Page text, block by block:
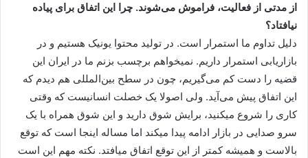
از مدتی از فعالیت، فراموش می‌شوند. چرا این اتفاق برای پیاده
نیافتاد؟
دلیل تداوم ما استمرار است. در تولید محتوا یونیک هستیم و در
بازاریابی استمرار داریم. نمیخواهم برچسب بزنم ما در ایران این
قضیه را دست کم می‌گیریم، چون در سطح بین‌المللی هم دیدم که
این اتفاق پیش می‌آید. ولی اصولا یک خصلت انسانیست که وقتی
کاری را شروع میکنید، برایش شوق دارید و این شوق همراه با یک
سرو صدایی در بازار ادامه پیدا میکند اما مساله اینجا است که توقع
بالاست و همیشه کمتر از این توقع اتفاق میافتد. نکته مهم این است